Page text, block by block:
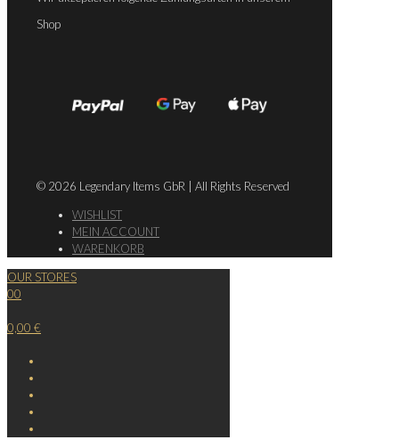
Shop
© 2026 Legendary Items GbR | All Rights Reserved
WISHLIST
MEIN ACCOUNT
WARENKORB
OUR STORES
00
0,00 €